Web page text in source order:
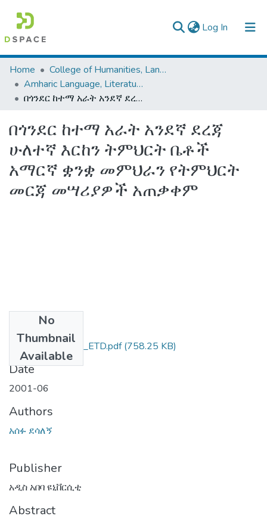
Log In (current)
Colleges, Institutes & Collections
Browse AAU-ETD
Home
College of Humanities, Language Studies, Journalism & Communication
Amharic Language, Literature and Folklore
በጎንደር ከተማ አራት አንደኛ ደረጃ ሁለተኛ እርከን ትምህርት ቤቶች አማርኛ ቋንቋ መምህራን የትምህርት መርጃ መሣሪያዎች አጠቃቀም
በጎንደር ከተማ አራት አንደኛ ደረጃ
ሁለተኛ እርከን ትምህርት ቤቶች
አማርኛ ቋንቋ መምህራን የትምህርት
መርጃ መሣሪያዎች አጠቃቀም
No
Thumbnail
Available
አሰፉ_ደሳለኝ_2001_ETD.pdf(758.25 KB)
Date
2001-06
Authors
አሰፉ ደሳለኝ
Publisher
አዲስ አበባ ዩኒቨርሲቲ
Abstract